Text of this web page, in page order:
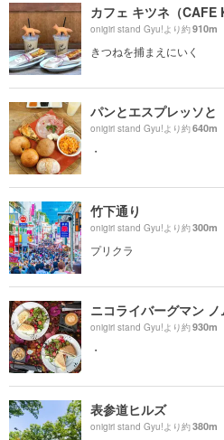
カフェ キツネ（CAFE
onigiri stand Gyu!より約910m
きつねを捕まえにいく
パンとエスプレッソと
onigiri stand Gyu!より約640m
・
竹下通り
onigiri stand Gyu!より約300m
プリクラ
onigiri stand Gyu!より約930m
・
表参道ヒルズ
onigiri stand Gyu!より約380m